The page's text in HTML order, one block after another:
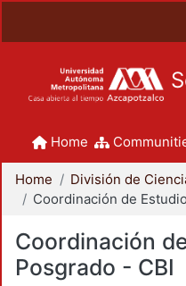
Home
Home
Coordinación
Posgrado - CBI